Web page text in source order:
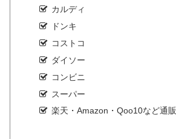
カルディ
ドンキ
コストコ
ダイソー
コンビニ
スーパー
楽天・Amazon・Qoo10など通販